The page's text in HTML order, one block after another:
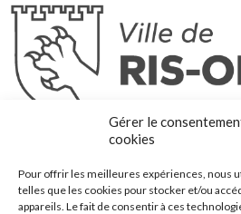
Gérer le
cookies
Pour offrir les meilleures expériences, nous
telles que les cookies pour stocker et/ou
appareils. Le fait de consentir à ces
Ris-Orangis
@2022 — Tous droits
Plan du site
Contact